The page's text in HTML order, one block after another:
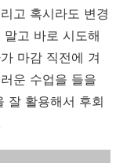
고 혹시라도 변경
고 바로 시도해
마감 직전에 겨
운 수업을 들을
잘 활용해서 후회